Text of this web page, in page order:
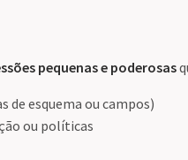
pequenas e poderosas
de esquema ou campos)
ou políticas